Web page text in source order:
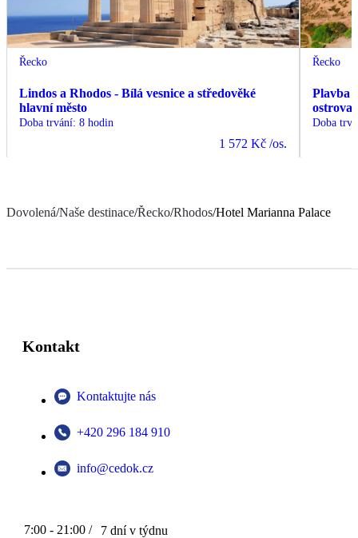
Řecko
Lindos a Rhodos - Bílá vesnice a středověké
hlavní město
Doba trvání: 8 hodin
1 572 Kč /os.
Řecko
Plavba
ostrova
Doba
Dovolená/Naše destinace/Řecko/Rhodos/Hotel Marianna Palace
Kontakt
Kontaktujte nás
+420 296 184 910
info@cedok.cz
7:00 - 21:00 / 7 dní v týdnu